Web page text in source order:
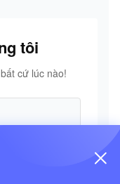
tôi
cứ lúc nào!